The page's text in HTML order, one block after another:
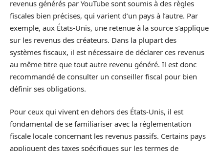
revenus générés par YouTube sont soumis à des règles
fiscales bien précises, qui varient d’un pays à l’autre. Par
exemple, aux États-Unis, une retenue à la source s’applique
sur les revenus des créateurs. Dans la plupart des
systèmes fiscaux, il est nécessaire de déclarer ces revenus
au même titre que tout autre revenu généré. Il est donc
recommandé de consulter un conseiller fiscal pour bien
définir ses obligations.
Pour ceux qui vivent en dehors des États-Unis, il est
fondamental de se familiariser avec la réglementation
fiscale locale concernant les revenus passifs. Certains pays
appliquent des taxes spécifiques sur les termes de